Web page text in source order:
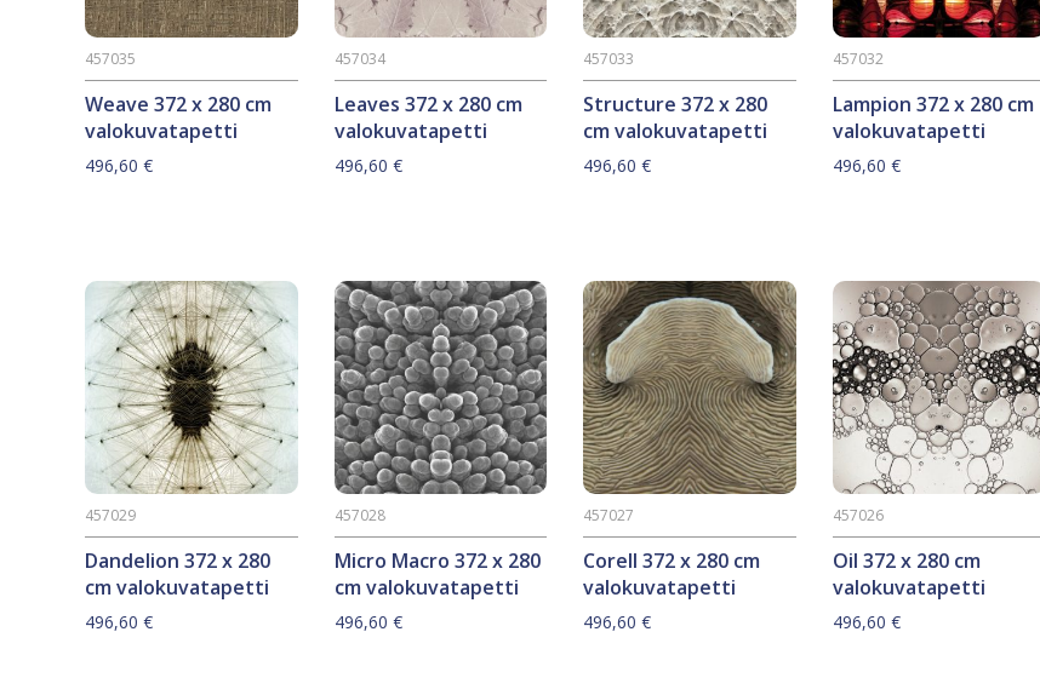
Weave 372 x 280 cm
valokuvatapetti
457035
496,60 €
Leaves 372 x 280 cm
valokuvatapetti
457034
496,60 €
Structure 372 x 280
cm valokuvatapetti
457033
496,60€
Lampion 372 x 280 cm
valokuvatapetti
457032
496,60 €
Dandelion 372 x 280
cm valokuvatapetti
457029
496,60 €
Micro Macro 372 x 280
cm valokuvatapetti
457028
496,60 €
Corell 372 x 280 cm
valokuvatapetti
457027
496,60€
Oil 372 x 280 cm
valokuvatapetti
457026
496,60 €